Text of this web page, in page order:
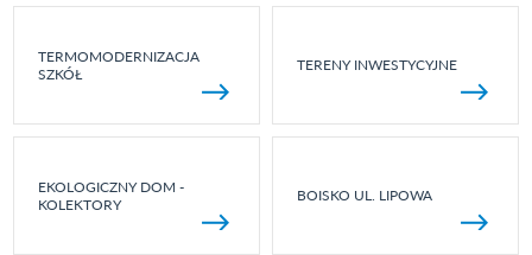
TERMOMODERNIZACJA
SZKÓŁ
TERENY INWESTYCYJNE
EKOLOGICZNY DOM -
KOLEKTORY
BOISKO UL. LIPOWA